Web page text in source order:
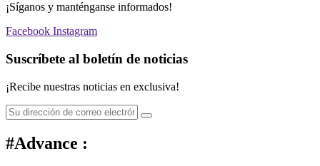
¡Síganos y manténganse informados!
Facebook Instagram
Suscríbete al boletín de noticias
¡Recibe nuestras noticias en exclusiva!
#Advance :